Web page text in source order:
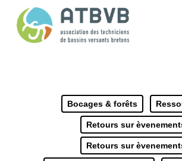
Bocages & forêts
Retours sur
Retours sur
Panneau de gestion des cookies